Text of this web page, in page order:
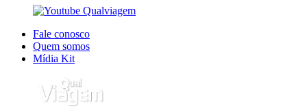
Fale conosco
Quem somos
Mídia Kit